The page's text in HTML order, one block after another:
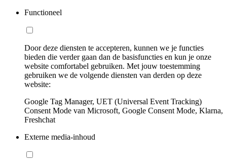
Functioneel
Door deze diensten te accepteren, kunnen we je functies
bieden die verder gaan dan de basisfuncties en kun je onze
website comfortabel gebruiken. Met jouw toestemming
gebruiken we de volgende diensten van derden op deze
website:
Google Tag Manager, UET (Universal Event Tracking)
Consent Mode van Microsoft, Google Consent Mode, Klarna,
Freshchat
Externe media-inhoud